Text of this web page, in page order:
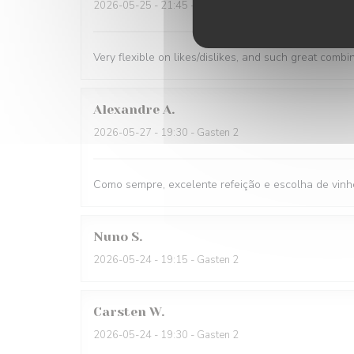
2026-05-25 - 21:45 - Gasten 1
Very flexible on likes/dislikes, and such great
Alexandre A
2026-05-27 - 19:30 - Gasten 2
Como sempre, excelente refeição e escolha de
Nuno S
2026-05-24 - 19:15 - Gasten 2
Carsten W
2026-05-24 - 19:30 - Gasten 2